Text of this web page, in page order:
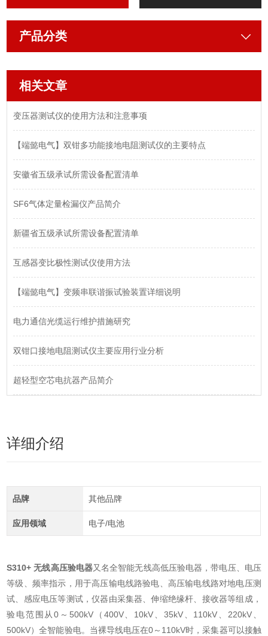
产品分类
相关文章
变压器测试仪的使用方法和注意事项
【端懿电气】双钳多功能接地电阻测试仪的主要特点
安徽省五级承试所需设备配置清单
SF6气体定量检漏仪产品简介
新疆省五级承试所需设备配置清单
互感器变比极性测试仪使用方法
【端懿电气】变频串联谐振试验装置详细说明
电力通信光缆运行维护措施研究
双钳口接地电阻测试仪主要应用行业分析
超轻型空芯电抗器产品简介
详细介绍
品牌 其他品牌
应用领域 电子/电池
S310+无线高压验电器又名全智能无线高低压验电器，带电压、电压
等级、频率指示，用于高压输电线路验电、高压输电线路对地电压测
试、感应电压等测试，仪器由采集器、伸缩绝缘杆、接收器等组成，
验电范围从0～500kV（400V、10kV、35kV、110kV、220kV、
500kV）全智能验电。当裸导线电压在0～110kV时，采集器可以接触